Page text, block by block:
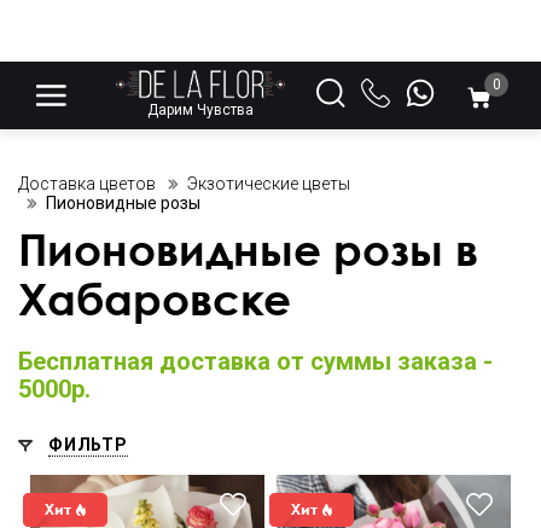
Дарим Чувства
0
Доставка цветов
Экзотические цветы
Пионовидные розы
Пионовидные розы в
Хабаровске
Бесплатная доставка от суммы заказа -
5000р.
ФИЛЬТР